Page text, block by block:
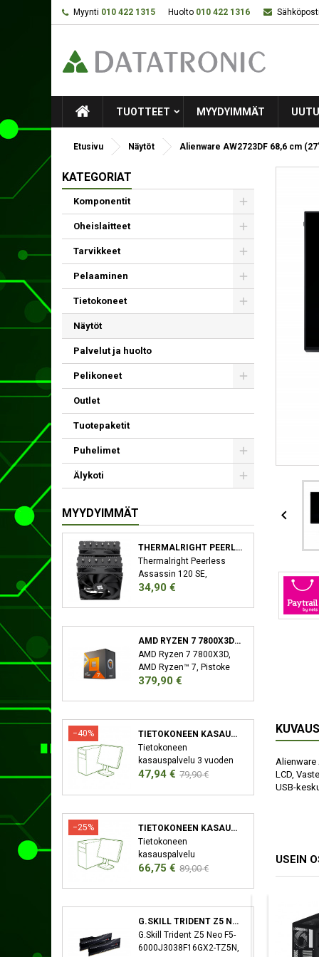
Myynti 010 422 1315 Huolto 010 422 1316
TUOTTEET MYYDYIMMÄT
Etusivu Näytöt Alienware AW2723DF 68,6 cm
KATEGORIAT
Komponentit
Oheislaitteet
Tarvikkeet
Pelaaminen
Tietokoneet
Näytöt
Palvelut ja huolto
Pelikoneet
Outlet
Tuotepaketit
Puhelimet
Älykoti
MYYDYIMMÄT
THERMALRIGHT PEERLESS ASSASSIN 120 SE SUORITIN JÄÄHDYTYSLEVY/JÄÄHDYTIN 12 CM MUSTA
Thermalright Peerless
Assassin 120 SE,
Jäähdytyslevy/jäähdytin,
Hinta
34,90 €
AMD RYZEN 7 7800X3D SUORITIN 4,2 GHZ 96 MB L3 LAATIKKO
AMD Ryzen 7 7800X3D,
AMD Ryzen™ 7, Pistoke
AM5, 5 nm, AMD,
Hinta
379,90 €
−40%
TIETOKONEEN KASAUSPALVELU
Tietokoneen
kasauspalvelu 3 vuoden
takuu XMP/EXPO
Hinta
47,94 € Normaali
79,90 €
−25%
TIETOKONEEN KASAUSPALVELU SEKÄ KÄYTTÖJÄRJESTELMÄN ASENNUS
Tietokoneen
kasauspalvelu
Käyttöjärjestelmän
vuoden takuu XMP/EXPO
Aktivointi Bios-Päivitys
Hinta
66,75 € Normaali
89,00 €
G.SKILL TRIDENT Z5 NEO F5-6000J3038F16GX2-TZ5N MUISTIMODUULI 32 GB 2 X 16 GB DDR5 6000 MHZ
G.Skill Trident Z5 Neo F5-
6000J3038F16GX2-TZ5N,

KUVAUS
Alienware
LCD,
USB-
USEIN